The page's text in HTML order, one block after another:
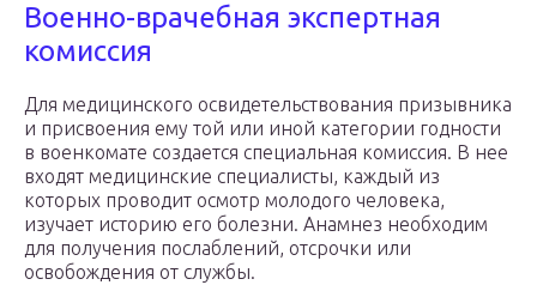
Военно-врачебная экспертная
комиссия
Для медицинского освидетельствования призывника
и присвоения ему той или иной категории годности
в военкомате создается специальная комиссия. В нее
входят медицинские специалисты, каждый из
которых проводит осмотр молодого человека,
изучает историю его болезни. Анамнез необходим
для получения послаблений, отсрочки или
освобождения от службы.